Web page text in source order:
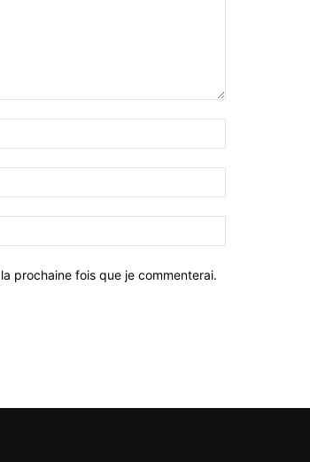
prochaine fois que je commenterai.